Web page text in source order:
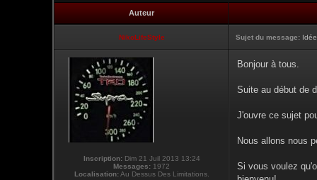
Auteur
NikoLifeStyle Sujet du message:
Inscription:Dim 21 Juil 2013 13:24
Messages: 1972
Localisation:Au Dessus Des Limitations.
Bonjour à tous.
Suite au début de
J'ouvre ce sujet
Nous allons nous
Si vous voulez